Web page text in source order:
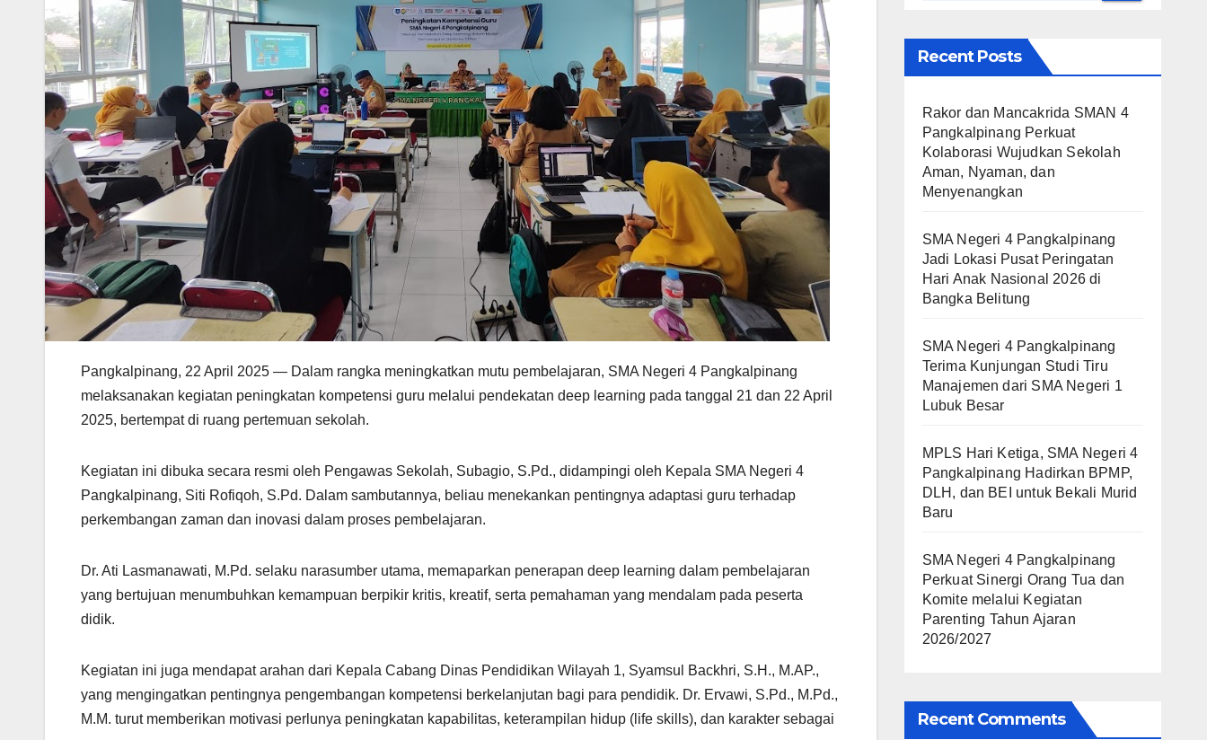
Pangkalpinang, 22 April 2025 — Dalam rangka meningkatkan mutu pembelajaran, SMA Negeri 4 Pangkalpinang
melaksanakan kegiatan peningkatan kompetensi guru melalui pendekatan deep learning pada tanggal 21 dan 22 April
2025, bertempat di ruang pertemuan sekolah.
Kegiatan ini dibuka secara resmi oleh Pengawas Sekolah, Subagio, S.Pd., didampingi oleh Kepala SMA Negeri 4
Pangkalpinang, Siti Rofiqoh, S.Pd. Dalam sambutannya, beliau menekankan pentingnya adaptasi guru terhadap
perkembangan zaman dan inovasi dalam proses pembelajaran.
Dr. Ati Lasmanawati, M.Pd. selaku narasumber utama, memaparkan penerapan deep learning dalam pembelajaran
yang bertujuan menumbuhkan kemampuan berpikir kritis, kreatif, serta pemahaman yang mendalam pada peserta
didik.
Kegiatan ini juga mendapat arahan dari Kepala Cabang Dinas Pendidikan Wilayah 1, Syamsul Backhri, S.H., M.AP.,
yang mengingatkan pentingnya pengembangan kompetensi berkelanjutan bagi para pendidik. Dr. Ervawi, S.Pd., M.Pd.,
M.M. turut memberikan motivasi perlunya peningkatan kapabilitas, keterampilan hidup (life skills), dan karakter sebagai
Recent Posts
Rakor dan Mancakrida SMAN 4
Pangkalpinang Perkuat
Kolaborasi Wujudkan Sekolah
Aman, Nyaman, dan
Menyenangkan
SMA Negeri 4 Pangkalpinang
Jadi Lokasi Pusat Peringatan
Hari Anak Nasional 2026 di
Bangka Belitung
SMA Negeri 4 Pangkalpinang
Terima Kunjungan Studi Tiru
Manajemen dari SMA Negeri 1
Lubuk Besar
MPLS Hari Ketiga, SMA Negeri 4
Pangkalpinang Hadirkan BPMP,
DLH, dan BEI untuk Bekali Murid
Baru
SMA Negeri 4 Pangkalpinang
Perkuat Sinergi Orang Tua dan
Komite melalui Kegiatan
Parenting Tahun Ajaran
2026/2027
Recent Comments